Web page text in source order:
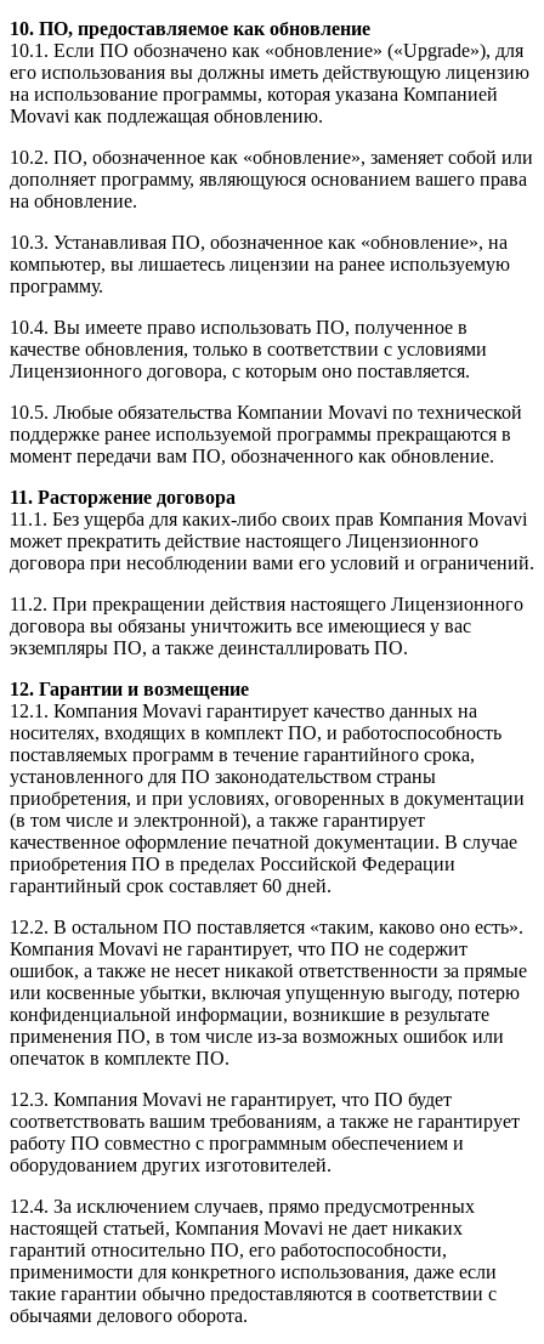
10. ПО, предоставляемое как обновление
10.1. Если ПО обозначено как «обновление» («Upgrade»), для
его использования вы должны иметь действующую лицензию
на использование программы, которая указана Компанией
Movavi как подлежащая обновлению.
10.2. ПО, обозначенное как «обновление», заменяет собой или
дополняет программу, являющуюся основанием вашего права
на обновление.
10.3. Устанавливая ПО, обозначенное как «обновление», на
компьютер, вы лишаетесь лицензии на ранее используемую
программу.
10.4. Вы имеете право использовать ПО, полученное в
качестве обновления, только в соответствии с условиями
Лицензионного договора, с которым оно поставляется.
10.5. Любые обязательства Компании Movavi по технической
поддержке ранее используемой программы прекращаются в
момент передачи вам ПО, обозначенного как обновление.
11. Расторжение договора
11.1. Без ущерба для каких-либо своих прав Компания Movavi
может прекратить действие настоящего Лицензионного
договора при несоблюдении вами его условий и ограничений.
11.2. При прекращении действия настоящего Лицензионного
договора вы обязаны уничтожить все имеющиеся у вас
экземпляры ПО, а также деинсталлировать ПО.
12. Гарантии и возмещение
12.1. Компания Movavi гарантирует качество данных на
носителях, входящих в комплект ПО, и работоспособность
поставляемых программ в течение гарантийного срока,
установленного для ПО законодательством страны
приобретения, и при условиях, оговоренных в документации
(в том числе и электронной), а также гарантирует
качественное оформление печатной документации. В случае
приобретения ПО в пределах Российской Федерации
гарантийный срок составляет 60 дней.
12.2. В остальном ПО поставляется «таким, каково оно есть».
Компания Movavi не гарантирует, что ПО не содержит
ошибок, а также не несет никакой ответственности за прямые
или косвенные убытки, включая упущенную выгоду, потерю
конфиденциальной информации, возникшие в результате
применения ПО, в том числе из-за возможных ошибок или
опечаток в комплекте ПО.
12.3. Компания Movavi не гарантирует, что ПО будет
соответствовать вашим требованиям, а также не гарантирует
работу ПО совместно с программным обеспечением и
оборудованием других изготовителей.
12.4. За исключением случаев, прямо предусмотренных
настоящей статьей, Компания Movavi не дает никаких
гарантий относительно ПО, его работоспособности,
применимости для конкретного использования, даже если
такие гарантии обычно предоставляются в соответствии с
обычаями делового оборота.